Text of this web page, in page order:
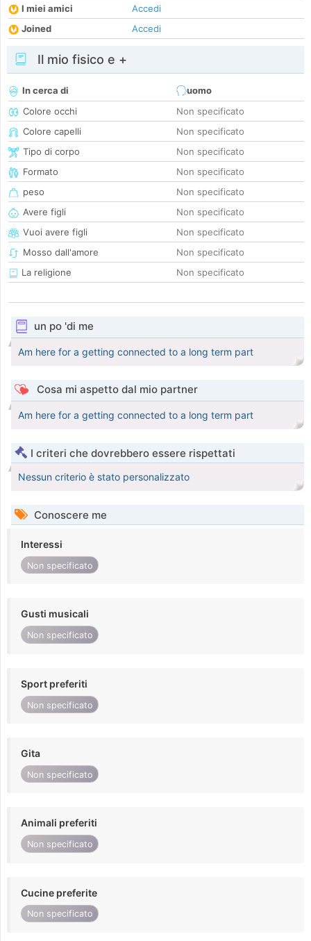
I miei amici
Accedi
Joined
Accedi
Il mio fisico e +
In cerca di
uomo
Colore occhi
Non specificato
Colore capelli
Non specificato
Tipo di corpo
Non specificato
Formato
Non specificato
peso
Non specificato
Avere figli
Non specificato
Vuoi avere figli
Non specificato
Mosso dall'amore
Non specificato
La religione
Non specificato
un po 'di me
Am here for a getting connected to a long term part
Cosa mi aspetto dal mio partner
Am here for a getting connected to a long term part
I criteri che dovrebbero essere rispettati
Nessun criterio è stato personalizzato
Conoscere me
Interessi
Non specificato
Gusti musicali
Non specificato
Sport preferiti
Non specificato
Gita
Non specificato
Animali preferiti
Non specificato
Cucine preferite
Non specificato